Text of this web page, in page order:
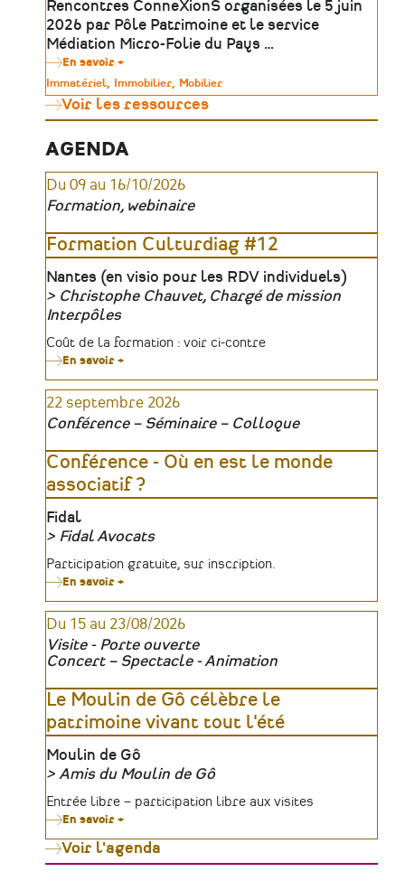
Ateliers
Rencontres ConneXionS organisées le 5 juin
2026 par Pôle Patrimoine et le service
Médiation Micro-Folie du Pays …
En savoir +
Outils
numériques
&
médiation
révéler
le
patrimoine
absent,
invisible
ou
|
Table
Type
de
patrimoine
Immatériel Immobilier Mobilier
Voir les ressources
AGENDA
Du 09 au 16/10/2026
Formation, webinaire
Formation Culturdiag #12
Lieu
Nantes (en visio pour les RDV individuels)
Organisateur
Christophe Chauvet, Chargé de mission
Interpôles
Tarifs
Coût de la formation : voir ci-contre
En savoir +
Culturdiag
#12
22 septembre 2026
Conférence – Séminaire – Colloque
Conférence - Où en est le monde
associatif ?
Lieu
Fidal
Organisateur
Fidal Avocats
Tarifs
Participation gratuite, sur inscription.
En savoir +
-
Où
est
le
associatif
?
Du 15 au 23/08/2026
Visite - Porte ouverte
Concert – Spectacle - Animation
Le Moulin de Gô célèbre le
patrimoine vivant tout l'été
Lieu
Moulin de Gô
Organisateur
Amis du Moulin de Gô
Tarifs
Entrée libre – participation libre aux visites
En savoir +
Moulin
de
Voir l'agenda